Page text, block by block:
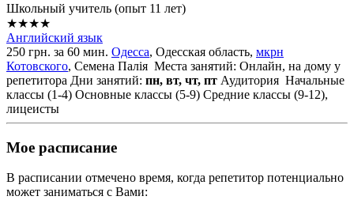
Школьный учитель (опыт 11 лет)
★★★★
Английский язык
250 грн. за 60 мин. Одесса, Одесская область, мкрн
Котовского, Семена Палія Места занятий: Онлайн, на дому у
репетитора Дни занятий: пн, вт, чт, пт Аудитория Начальные
классы (1-4) Основные классы (5-9) Средние классы (9-12),
лицеисты
Мое расписание
В расписании отмечено время, когда репетитор потенциально
может заниматься с Вами: